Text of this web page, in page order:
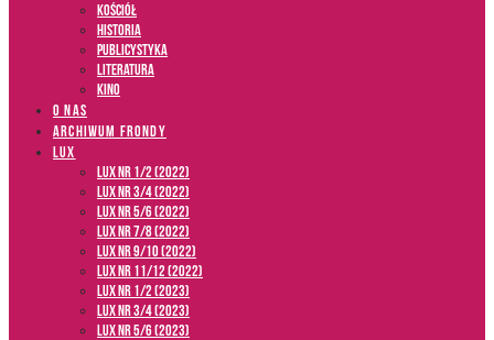
Kościół
Historia
Publicystyka
Literatura
Kino
O NAS
ARCHIWUM FRONDY
LUX
LUX NR 1/2 (2022)
LUX NR 3/4 (2022)
LUX NR 5/6 (2022)
LUX NR 7/8 (2022)
LUX nr 9/10 (2022)
LUX NR 11/12 (2022)
LUX NR 1/2 (2023)
LUX NR 3/4 (2023)
LUX NR 5/6 (2023)